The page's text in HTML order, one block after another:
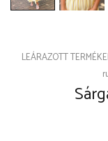
LEÁRAZOTT